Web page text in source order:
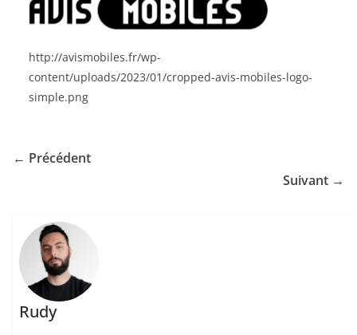
http://avismobiles.fr/wp-
content/uploads/2023/01/cropped-avis-mobiles-logo-
simple.png
← Précédent
Suivant →
Rudy